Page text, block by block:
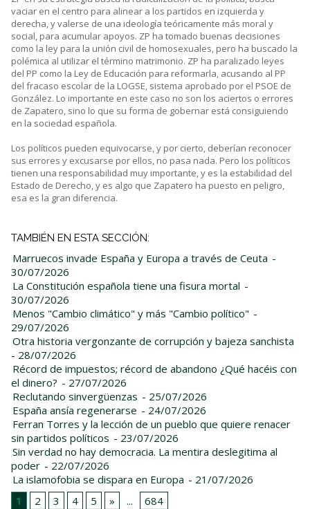
vaciar en el centro para alinear a los partidos en izquierda y
derecha, y valerse de una ideología teóricamente más moral y
social, para acumular apoyos. ZP ha tomado buenas decisiones
como la ley para la unión civil de homosexuales, pero ha buscado la
polémica al utilizar el término matrimonio. ZP ha paralizado leyes
del PP como la Ley de Educación para reformarla, acusando al PP
del fracaso escolar de la LOGSE, sistema aprobado por el PSOE de
González. Lo importante en este caso no son los aciertos o errores
de Zapatero, sino lo que su forma de gobernar está consiguiendo
en la sociedad española.
Los políticos pueden equivocarse, y por cierto, deberían reconocer
sus errores y excusarse por ellos, no pasa nada. Pero los políticos
tienen una responsabilidad muy importante, y es la estabilidad del
Estado de Derecho, y es algo que Zapatero ha puesto en peligro,
esa es la gran diferencia.
TAMBIÉN EN ESTA SECCIÓN:
Marruecos invade España y Europa a través de Ceuta -
30/07/2026
La Constitución española tiene una fisura mortal -
30/07/2026
Menos "Cambio climático" y más "Cambio político" -
29/07/2026
Otra historia vergonzante de corrupción y bajeza sanchista
- 28/07/2026
Récord de impuestos; récord de abandono ¿Qué hacéis con
el dinero? - 27/07/2026
Reclutando sinvergüenzas - 25/07/2026
España ansía regenerarse - 24/07/2026
Ferran Torres y la lección de un pueblo que quiere renacer
sin partidos políticos - 23/07/2026
Sin verdad no hay democracia. La mentira deslegitima al
poder - 22/07/2026
La islamofobia se dispara en Europa - 21/07/2026
1
2 3 4 5 » ... 684